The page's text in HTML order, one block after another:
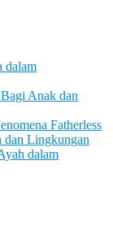
dalam
Anak dan
Fatherless
dan Lingkungan
dalam